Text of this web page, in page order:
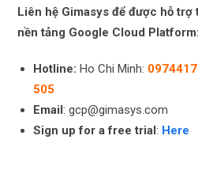
Liên hệ Gimasys để được hỗ
nền tảng Google Cloud Platform:
Hotline: Ho Chi Minh:
505
Email: gcp@gimasys.com
Sign up for a free trial: Here